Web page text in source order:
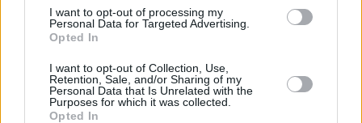
I want to opt-out of processing my
Personal Data for Targeted Advertising.
Opted In
I want to opt-out of Collection, Use,
Retention, Sale, and/or Sharing of my
Personal Data that Is Unrelated with the
Purposes for which it was collected.
Opted In